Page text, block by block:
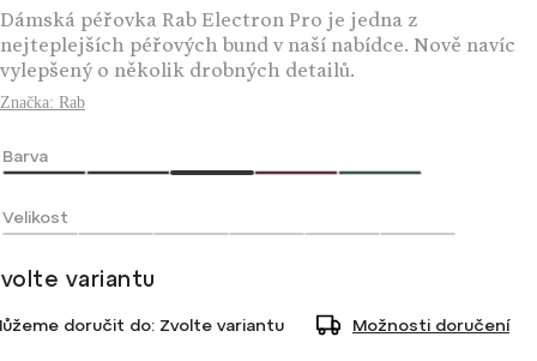
Dámská péřovka Rab Electron Pro je jedna z
nejteplejších péřových bund v naší nabídce. Nově navíc
vylepšený o několik drobných detailů.
Značka: Rab
Barva
Velikost
variantu
doručit do: Zvolte variantu Možnosti doručení